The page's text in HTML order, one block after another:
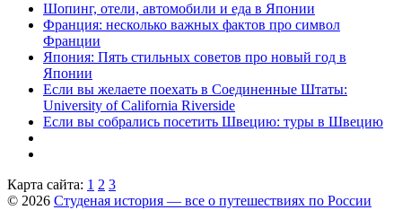
Шопинг, отели, автомобили и еда в Японии
Франция: несколько важных фактов про символ
Франции
Япония: Пять стильных советов про новый год в
Японии
Если вы желаете поехать в Соединенные Штаты:
University of California Riverside
Если вы собрались посетить Швецию: туры в Швецию
Карта сайта: 1 2 3
© 2026 Студеная история — все о путешествиях по России